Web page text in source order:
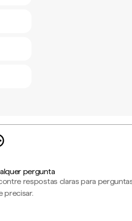
pergunta
respostas claras para
precisar.